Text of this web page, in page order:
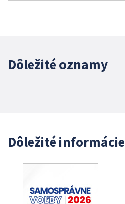
Dôležité oznamy
Dôležité informácie